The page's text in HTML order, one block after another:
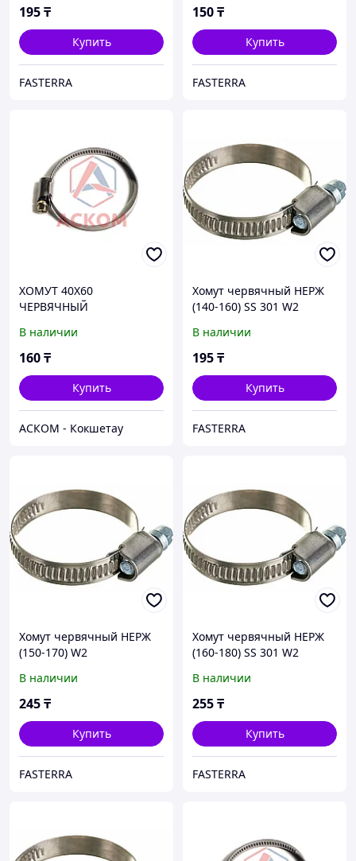
195₸
Купить
FASTERRA
150₸
Купить
FASTERRA
ХОМУТ 40Х60
ЧЕРВЯЧНЫЙ
В наличии
160₸
Купить
АСКОМ - Кокшетау
Хомут червячный НЕРЖ
(140-160) SS 301 W2
В наличии
195₸
Купить
FASTERRA
Хомут червячный НЕРЖ
(150-170) W2
В наличии
245₸
Купить
FASTERRA
Хомут червячный НЕРЖ
(160-180) SS 301 W2
В наличии
255₸
Купить
FASTERRA